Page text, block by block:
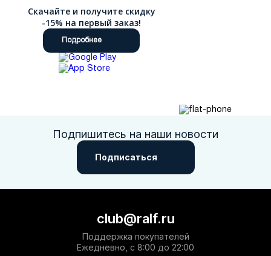
Скачайте и получите скидку
-15% на первый заказ!
Подробнее
Подпишитесь на наши новости
Подписаться
club@ralf.ru
Поддержка покупателей
Ежедневно, с 8:00 до 22:00